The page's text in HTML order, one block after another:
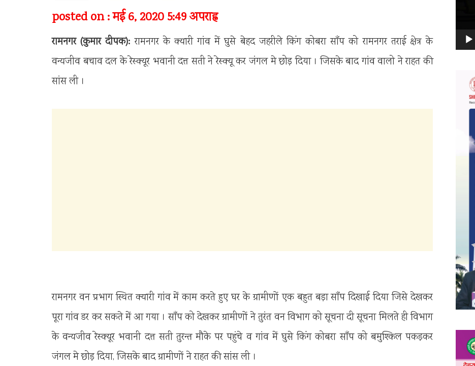
posted on : मई 6, 2020 5:49 अपराह्न
रामनगर (कुमार दीपक): रामनगर के क्यारी गांव में घुसे बेहद जहरीले किंग कोबरा साँप को रामनगर तराई क्षेत्र के
वन्यजीव बचाव दल के रेस्क्यूर भवानी दत्त सती ने रेस्क्यू कर जंगल मे छोड़ दिया । जिसके बाद गांव वालो ने राहत की
सांस ली ।
रामनगर वन प्रभाग स्थित क्यारी गांव में काम करते हुए घर के ग्रामीणों एक बहुत बड़ा साँप दिखाई दिया जिसे देखकर
पूरा गांव डर कर सकते में आ गया । साँप को देखकर ग्रामीणों ने तुरंत वन विभाग को सूचना दी सूचना मिलते ही विभाग
के वन्यजीव रेस्क्यूर भवानी दत्त सती तुरन्त मौके पर पहुंचे व गांव में घुसे किंग कोबरा साँप को बमुश्किल पकड़कर
जंगल मे छोड़ दिया, जिसके बाद ग्रामीणों ने राहत की सांस ली ।